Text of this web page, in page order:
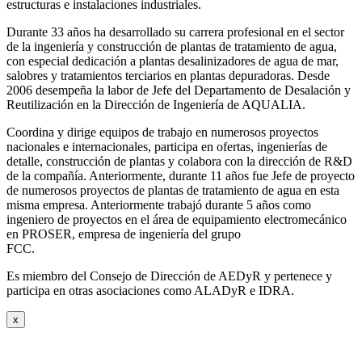
estructuras e instalaciones industriales.
Durante 33 años ha desarrollado su carrera profesional en el sector
de la ingeniería y construcción de plantas de tratamiento de agua,
con especial dedicación a plantas desalinizadores de agua de mar,
salobres y tratamientos terciarios en plantas depuradoras. Desde
2006 desempeña la labor de Jefe del Departamento de Desalación y
Reutilización en la Dirección de Ingeniería de AQUALIA.
Coordina y dirige equipos de trabajo en numerosos proyectos
nacionales e internacionales, participa en ofertas, ingenierías de
detalle, construcción de plantas y colabora con la dirección de R&D
de la compañía. Anteriormente, durante 11 años fue Jefe de proyecto
de numerosos proyectos de plantas de tratamiento de agua en esta
misma empresa. Anteriormente trabajó durante 5 años como
ingeniero de proyectos en el área de equipamiento electromecánico
en PROSER, empresa de ingeniería del grupo
FCC.
Es miembro del Consejo de Dirección de AEDyR y pertenece y
participa en otras asociaciones como ALADyR e IDRA.
x